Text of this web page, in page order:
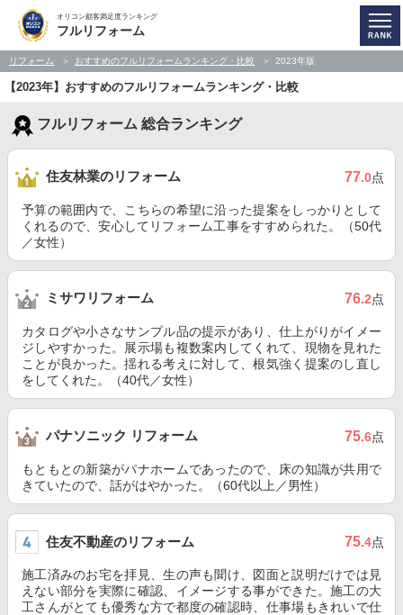
オリコン顧客満足度ランキング
フルリフォーム
リフォーム おすすめのフルリフォームランキング・比較 2023年版
【2023年】おすすめのフルリフォームランキング・比較
フルリフォーム 総合ランキング
住友林業のリフォーム 77.0点
予算の範囲内で、こちらの希望に沿った提案をしっかりとして
くれるので、安心してリフォーム工事をすすめられた。（50代
／女性）
ミサワリフォーム 76.2点
カタログや小さなサンプル品の提示があり、仕上がりがイメー
ジしやすかった。展示場も複数案内してくれて、現物を見れた
ことが良かった。揺れる考えに対して、根気強く提案のし直し
をしてくれた。（40代／女性）
パナソニック リフォーム 75.6点
もともとの新築がパナホームであったので、床の知識が共用で
きていたので、話がはやかった。（60代以上／男性）
住友不動産のリフォーム 75.4点
施工済みのお宅を拝見、生の声も聞け、図面と説明だけでは見
えない部分を実際に確認、イメージする事ができた。施工の大
工さんがとても優秀な方で都度の確認時、仕事場もきれいで仕